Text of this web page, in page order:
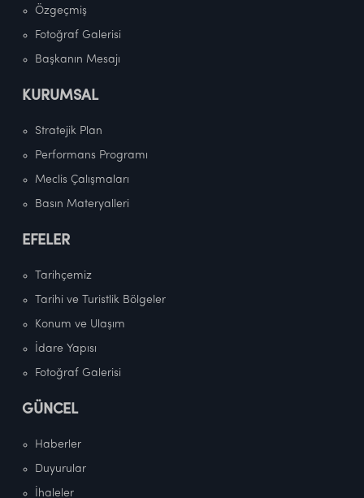
Özgeçmiş
Fotoğraf Galerisi
Başkanın Mesajı
KURUMSAL
Stratejik Plan
Performans Programı
Meclis Çalışmaları
Basın Materyalleri
EFELER
Tarihçemiz
Tarihi ve Turistlik Bölgeler
Konum ve Ulaşım
İdare Yapısı
Fotoğraf Galerisi
GÜNCEL
Haberler
Duyurular
İhaleler